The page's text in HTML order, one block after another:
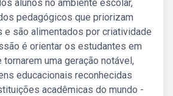
alunos no ambiente escolar,
pedagógicos que priorizam
e são alimentados por criatividade
é orientar os estudantes em
tornarem uma geração notável,
educacionais reconhecidas
acadêmicas do mundo -